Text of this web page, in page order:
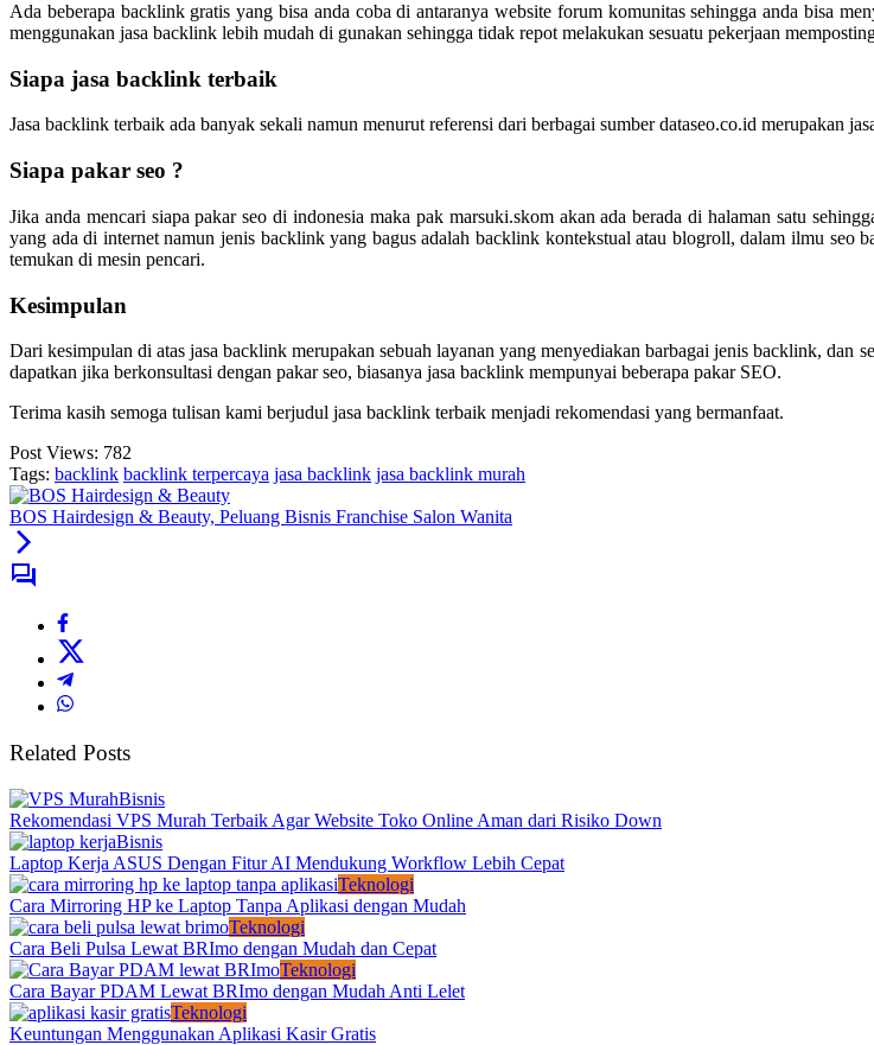
Ada beberapa backlink gratis yang bisa anda coba di antaranya website forum komunitas sehingga anda bisa
menggunakan jasa backlink lebih mudah di gunakan sehingga tidak repot melakukan sesuatu pekerjaan
Siapa jasa backlink terbaik
Jasa backlink terbaik ada banyak sekali namun menurut referensi dari berbagai sumber dataseo.co.id merupakan
Siapa pakar seo ?
Jika anda mencari siapa pakar seo di indonesia maka pak marsuki.skom akan ada berada di halaman satu
yang ada di internet namun jenis backlink yang bagus adalah backlink kontekstual atau blogroll, dalam ilmu seo
temukan di mesin pencari.
Kesimpulan
Dari kesimpulan di atas jasa backlink merupakan sebuah layanan yang menyediakan barbagai jenis backlink, dan
dapatkan jika berkonsultasi dengan pakar seo, biasanya jasa backlink mempunyai beberapa pakar SEO.
Terima kasih semoga tulisan kami berjudul jasa backlink terbaik menjadi rekomendasi yang bermanfaat.
Post Views: 782
Tags: backlink backlink terpercaya jasa backlink jasa backlink murah
BOS Hairdesign & Beauty, Peluang Bisnis Franchise Salon Wanita
Related Posts
Bisnis
Rekomendasi VPS Murah Terbaik Agar Website Toko Online Aman dari Risiko Down
Bisnis
Laptop Kerja ASUS Dengan Fitur AI Mendukung Workflow Lebih Cepat
Teknologi
Cara Mirroring HP ke Laptop Tanpa Aplikasi dengan Mudah
Teknologi
Cara Beli Pulsa Lewat BRImo dengan Mudah dan Cepat
Teknologi
Cara Bayar PDAM Lewat BRImo dengan Mudah Anti Lelet
Teknologi
Keuntungan Menggunakan Aplikasi Kasir Gratis